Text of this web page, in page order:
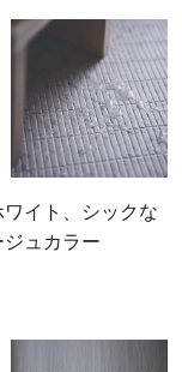
イト、シックな
ュカラー